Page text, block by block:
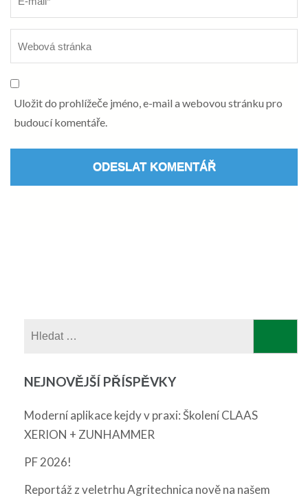
Uložit do prohlížeče jméno, e-mail a webovou stránku pro
budoucí komentáře.
NEJNOVĚJŠÍ PŘÍSPĚVKY
Moderní aplikace kejdy v praxi: Školení CLAAS
XERION + ZUNHAMMER
PF 2026!
Reportáž z veletrhu Agritechnica nově na našem